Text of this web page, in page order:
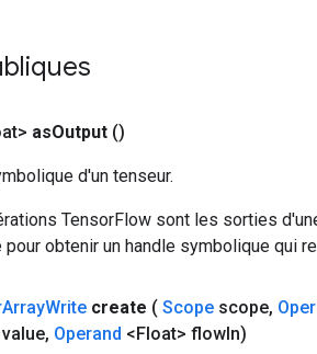
asOutput ()
d'un tenseur.
TensorFlow sont les sorties
obtenir un handle symbolique qui
ArrayWrite create ( Scope scope,
, Operand <Float> flowIn)